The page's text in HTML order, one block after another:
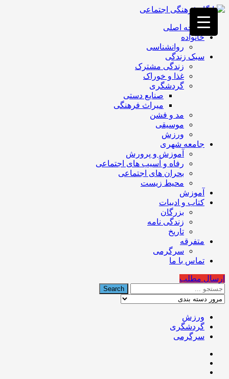
فصد
خون
غرب
تهران
خشکشویی
تصفیه
تهران
صفحه اصلی
خانواده
روانشناسی
سبک زندگی
زندگی مشترک
غذا و خوراک
گردشگری
صنایع دستی
میراث فرهنگی
مد و فشن
موسیقی
ورزش
جامعه شهری
آموزش و پرورش
رفاه و آسیب های اجتماعی
بحران های اجتماعی
محیط زیست
آموزش
کتاب و ادبیات
بزرگان
زندگی نامه
تاریخ
متفرقه
سرگرمی
تماس با ما
ارسال مطلب
ورزش
گردشگری
سرگرمی